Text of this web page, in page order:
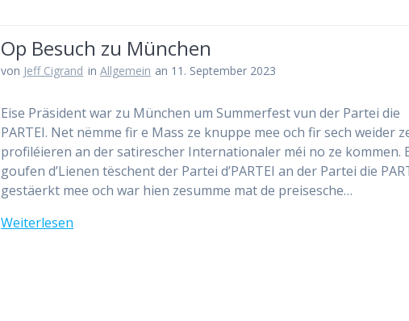
Op Besuch zu München
von Jeff Cigrand in Allgemein an 11. September 2023
Eise Präsident war zu München um Summerfest vun der Partei die
PARTEI. Net nëmme fir e Mass ze knuppe mee och fir sech weider
profiléieren an der satirescher Internationaler méi no ze kommen.
goufen d’Lienen tëschent der Partei d’PARTEI an der Partei die
gestäerkt mee och war hien zesumme mat de preisesche…
Weiterlesen